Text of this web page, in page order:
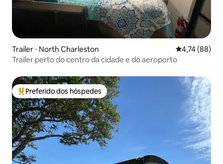
Trailer ⋅ North Charleston 4,74 de uma
4,74 (88)
Trailer perto do centro da cidade e do aeroporto
Entre os melhores preferidos dos hóspedes
Preferido dos hóspedes